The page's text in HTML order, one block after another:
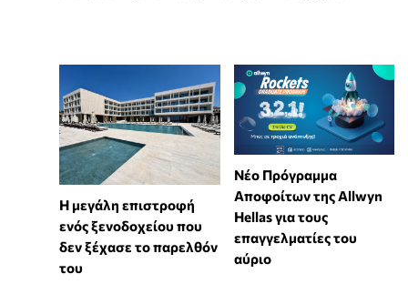
Η μεγάλη επιστροφή
ενός ξενοδοχείου που
δεν ξέχασε το παρελθόν
του
Νέο Πρόγραμμα
Αποφοίτων της Allwyn
Hellas για τους
επαγγελματίες του
αύριο